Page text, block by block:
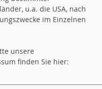
–
alle
am Samstag,
u.a. die USA, nach
im Einzelnen
unsere
finden Sie hier: